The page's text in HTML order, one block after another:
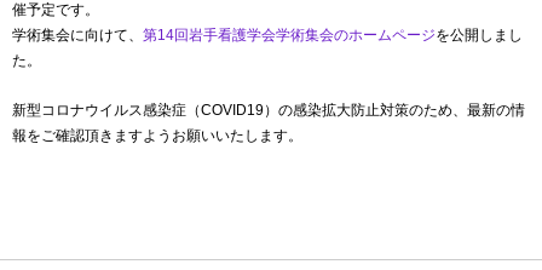
催予定です。
学術集会に向けて、 第14回岩手看護学会学術集会のホームページを公開しまし
た。
新型コロナウイルス感染症（COVID19）の感染拡大防止対策のため、最新の情
報をご確認頂きますようお願いいたします。